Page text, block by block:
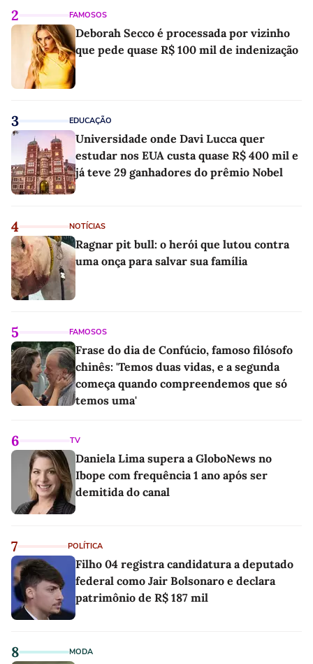
2 FAMOSOS
Deborah Secco é processada por vizinho
que pede quase R$ 100 mil de indenização
3 EDUCAÇÃO
Universidade onde Davi Lucca quer
estudar nos EUA custa quase R$ 400 mil e
já teve 29 ganhadores do prêmio Nobel
4 NOTÍCIAS
Ragnar pit bull: o herói que lutou contra
uma onça para salvar sua família
5 FAMOSOS
Frase do dia de Confúcio, famoso filósofo
chinês: 'Temos duas vidas, e a segunda
começa quando compreendemos que só
temos uma'
6 TV
Daniela Lima supera a GloboNews no
Ibope com frequência 1 ano após ser
demitida do canal
7 POLÍTICA
Filho 04 registra candidatura a deputado
federal como Jair Bolsonaro e declara
patrimônio de R$ 187 mil
8 MODA